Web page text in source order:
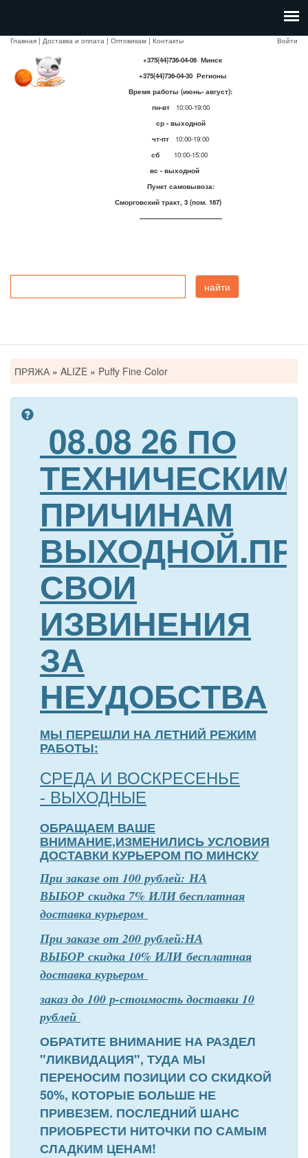
Главная | Доставка и оплата | Оптовикам | Контакты
Войти
+375(44)736-04-06 Минск
+375(44)736-04-30 Регионы
Время работы (июнь- август):
пн-вт
10:00-19:00
ср - выходной
чт-пт 10:00-19:00
сб
10:00-15:00
вс - выходной
Пункт самовывоза:
Сморговский тракт, 3 (пом. 167)
----------------------------------------
найти
здесь
ПРЯЖА » ALIZE » Puffy Fine Color
08.08 26 ПО
ТЕХНИЧЕСКИМ
ПРИЧИНАМ
СВОИ
ИЗВИНЕНИЯ
ЗА
НЕУДОБСТВА
МЫ ПЕРЕШЛИ НА ЛЕТНИЙ РЕЖИМ
РАБОТЫ:
СРЕДА И ВОСКРЕСЕНЬЕ
- ВЫХОДНЫЕ
ОБРАЩАЕМ ВАШЕ
ВНИМАНИЕ,ИЗМЕНИЛИСЬ УСЛОВИЯ
ДОСТАВКИ КУРЬЕРОМ ПО МИНСКУ
При заказе от 100 рублей: НА
ВЫБОР скидка 7% ИЛИ бесплатная
доставка курьером
При заказе от 200 рублей:НА
ВЫБОР скидка 10% ИЛИ бесплатная
доставка курьером
заказ до 100 р-стоимость доставки 10
рублей
ОБРАТИТЕ ВНИМАНИЕ НА РАЗДЕЛ
"ЛИКВИДАЦИЯ", ТУДА МЫ
ПЕРЕНОСИМ ПОЗИЦИИ СО СКИДКОЙ
50%, КОТОРЫЕ БОЛЬШЕ НЕ
ПРИВЕЗЕМ. ПОСЛЕДНИЙ ШАНС
ПРИОБРЕСТИ НИТОЧКИ ПО САМЫМ
СЛАДКИМ ЦЕНАМ!